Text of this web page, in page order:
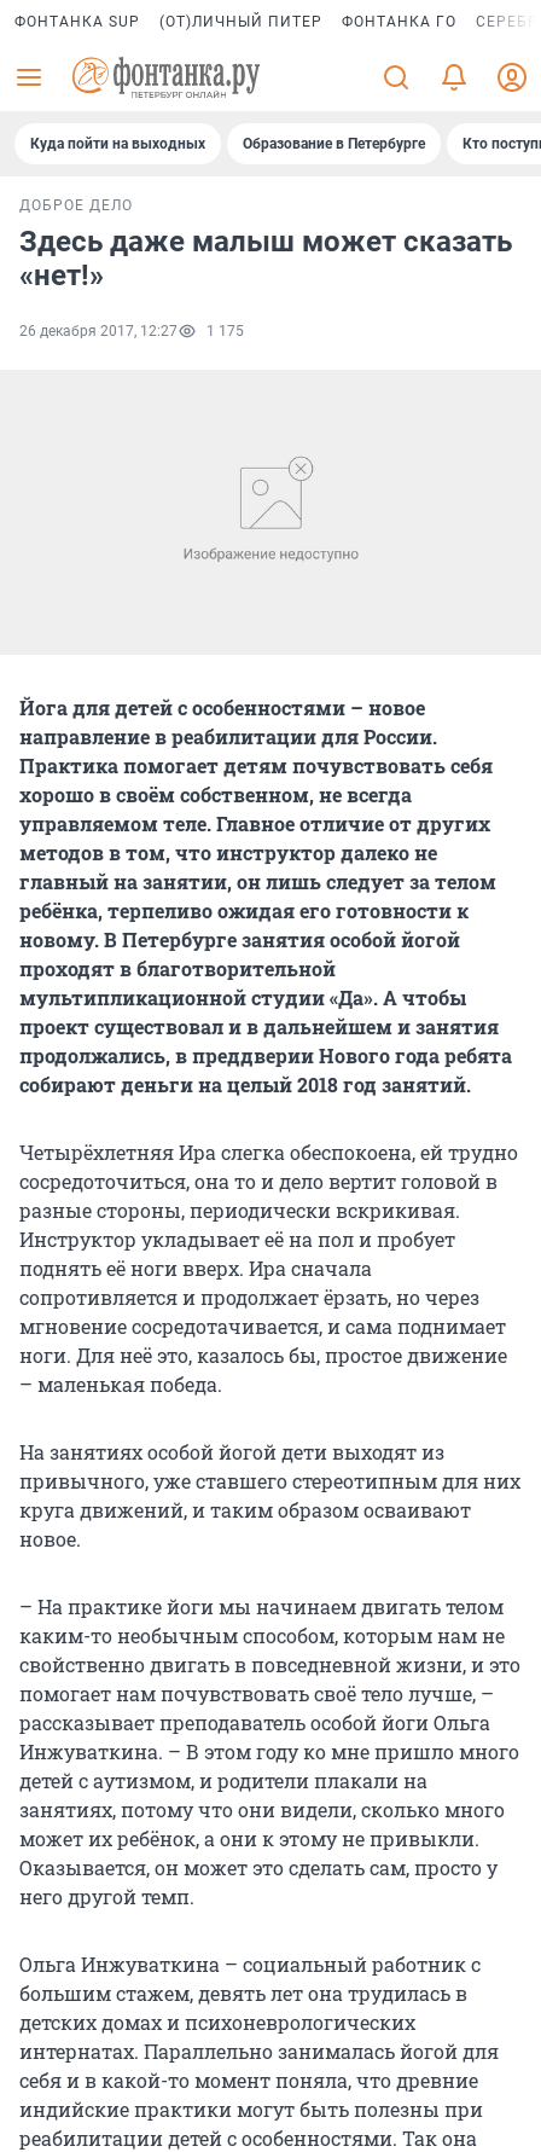
ФОНТАНКА SUP (ОТ)ЛИЧНЫЙ ПИТЕР ФОНТАНКА ГО
Куда пойти на выходных Образование в Петербурге Кто
ДОБРОЕ ДЕЛО
Здесь даже малыш может сказать
«нет!»
26 декабря 2017, 12:27 1 175
Йога для детей с особенностями – новое
направление в реабилитации для России.
Практика помогает детям почувствовать себя
хорошо в своём собственном, не всегда
управляемом теле. Главное отличие от других
методов в том, что инструктор далеко не
главный на занятии, он лишь следует за телом
ребёнка, терпеливо ожидая его готовности к
новому. В Петербурге занятия особой йогой
проходят в благотворительной
мультипликационной студии «Да». А чтобы
проект существовал и в дальнейшем и занятия
продолжались, в преддверии Нового года ребята
собирают деньги на целый 2018 год занятий.
Четырёхлетняя Ира слегка обеспокоена, ей трудно
сосредоточиться, она то и дело вертит головой в
разные стороны, периодически вскрикивая.
Инструктор укладывает её на пол и пробует
поднять её ноги вверх. Ира сначала
сопротивляется и продолжает ёрзать, но через
мгновение сосредотачивается, и сама поднимает
ноги. Для неё это, казалось бы, простое движение
– маленькая победа.
На занятиях особой йогой дети выходят из
привычного, уже ставшего стереотипным для них
круга движений, и таким образом осваивают
новое.
– На практике йоги мы начинаем двигать телом
каким-то необычным способом, которым нам не
свойственно двигать в повседневной жизни, и это
помогает нам почувствовать своё тело лучше, –
рассказывает преподаватель особой йоги Ольга
Инжуваткина. – В этом году ко мне пришло много
детей с аутизмом, и родители плакали на
занятиях, потому что они видели, сколько много
может их ребёнок, а они к этому не привыкли.
Оказывается, он может это сделать сам, просто у
него другой темп.
Ольга Инжуваткина – социальный работник с
большим стажем, девять лет она трудилась в
детских домах и психоневрологических
интернатах. Параллельно занималась йогой для
себя и в какой-то момент поняла, что древние
индийские практики могут быть полезны при
реабилитации детей с особенностями. Так она